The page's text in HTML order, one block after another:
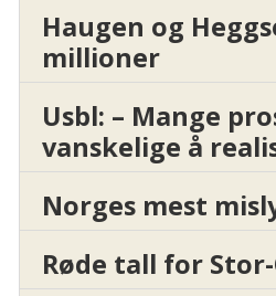
Haugen og
millioner
Usbl: – Mange
vanskelige å
Norges mest
Røde tall for